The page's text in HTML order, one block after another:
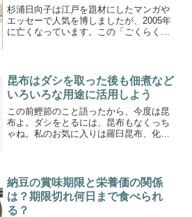
杉浦日向子は江戸を題材にしたマンガや
エッセーで人気を博しましたが、2005年
に亡くなっています。この「ごくらくち
んみと酒を入り口に人生を切り取った68
篇の各1300字ほどの掌編集です。
昆布はダシを取った後も佃煮など
いろいろな用途に活用しよう
この前鰹節のこと語ったから、今度は昆
布よ。ダシをとるには、昆布もなくっち
ゃね。私のお気に入りは羅臼昆布、化学
としたダシとるのなら、そ...
納豆の賞味期限と栄養価の関係
は？期限切れ何日まで食べられ
る？